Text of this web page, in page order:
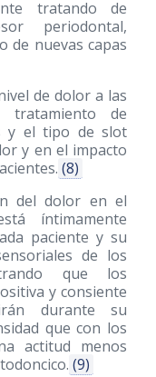
tratando de
periodontal,
de nuevas capas
de dolor a las
de
y el tipo de slot
y en el impacto
(8)
del dolor en el
íntimamente
paciente y su
de los
que los
y consiente
durante su
que con los
actitud menos
(9)